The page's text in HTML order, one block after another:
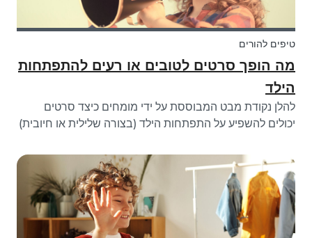
טיפים להורים
מה הופך סרטים לטובים או רעים להתפתחות
הילד
להלן נקודת מבט המבוססת על ידי מומחים כיצד סרטים
יכולים להשפיע על התפתחות הילד (בצורה שלילית או חיובית)